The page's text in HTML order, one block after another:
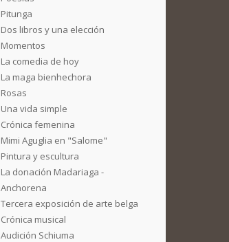
Pitunga
Dos libros y una elección
Momentos
La comedia de hoy
La maga bienhechora
Rosas
Una vida simple
Crónica femenina
Mimi Aguglia en "Salome"
Pintura y escultura
La donación Madariaga -
Anchorena
Tercera exposición de arte belga
Crónica musical
Audición Schiuma